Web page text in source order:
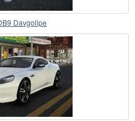
Davgolipe